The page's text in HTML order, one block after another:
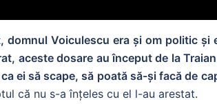
domnul Voiculescu era și om politic și
aceste dosare au început de la
ca ei să scape, să poată să-și facă de
că nu s-a înțeles cu el l-au arestat.